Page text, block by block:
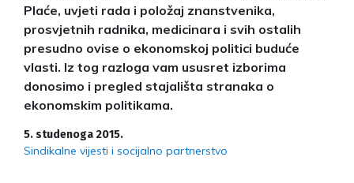
Plaće, uvjeti rada i položaj znanstvenika,
prosvjetnih radnika, medicinara i svih ostalih
presudno ovise o ekonomskoj politici buduće
vlasti. Iz tog razloga vam ususret izborima
donosimo i pregled stajališta stranaka o
ekonomskim politikama.
5. studenoga 2015.
Sindikalne vijesti i socijalno partnerstvo